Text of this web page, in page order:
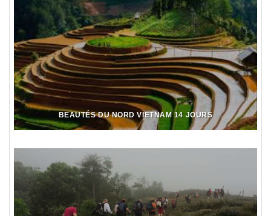
BEAUTÉS DU NORD VIETNAM 14 JOURS